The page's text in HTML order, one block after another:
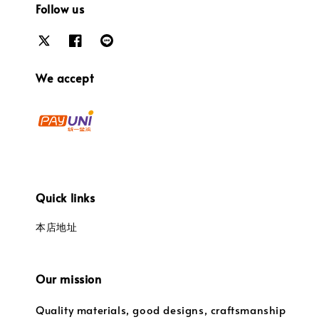
Follow us
We accept
Quick links
本店地址
Our mission
Quality materials, good designs, craftsmanship